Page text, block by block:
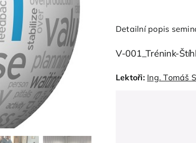
Detailní popis
V-001_Trénink-
Lektoři: Ing. Tomáš